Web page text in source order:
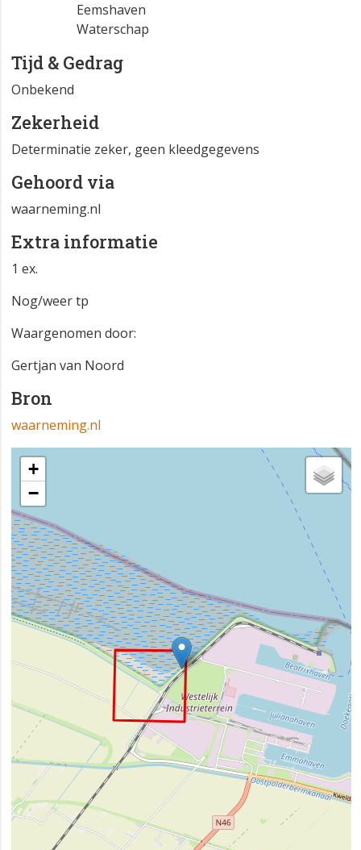
Eemshaven
Waterschap
Tijd & Gedrag
Onbekend
Zekerheid
Determinatie zeker, geen kleedgegevens
Gehoord via
waarneming.nl
Extra informatie
1 ex.
Nog/weer tp
Waargenomen door:
Gertjan van Noord
Bron
waarneming.nl
+
−